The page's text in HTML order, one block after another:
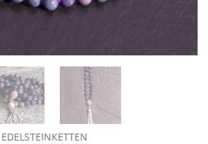
EDELSTEINKETTEN